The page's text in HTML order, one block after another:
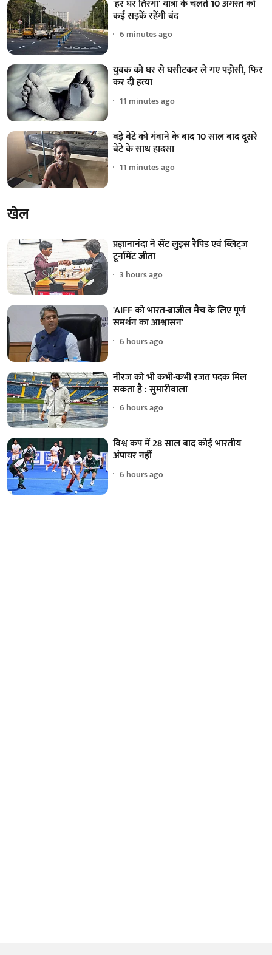
'हर घर तिरंगा' यात्रा के चलते 10 अगस्त को
कई सड़कें रहेंगी बंद
6 minutes ago
युवक को घर से घसीटकर ले गए पड़ोसी, फिर
कर दी हत्या
11 minutes ago
बड़े बेटे को गंवाने के बाद 10 साल बाद दूसरे
बेटे के साथ हादसा
11 minutes ago
खेल
प्रज्ञानानंदा ने सेंट लुइस रैपिड एवं ब्लिट्ज
टूर्नामेंट जीता
3 hours ago
'AIFF को भारत-ब्राजील मैच के लिए पूर्ण
समर्थन का आश्वासन'
6 hours ago
नीरज को भी कभी-कभी रजत पदक मिल
सकता है : सुमारीवाला
6 hours ago
विश्व कप में 28 साल बाद कोई भारतीय
अंपायर नहीं
6 hours ago